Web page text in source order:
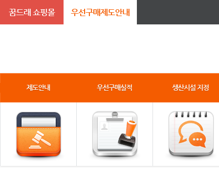
꿈드래 쇼핑몰 우선구매제도안내
제도안내 우선구매실적 생산시설 지정